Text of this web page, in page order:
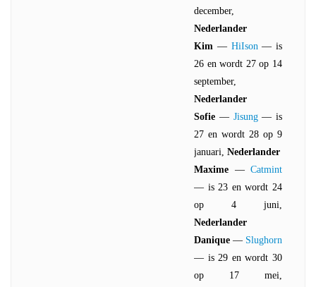
december,
Nederlander
Kim — HiIson— is
26 en wordt 27 op 14
september,
Nederlander
Sofie — Jisung— is
27 en wordt 28 op 9
januari, Nederlander
Maxime — Catmint
— is 23 en wordt 24
op 4 juni,
Nederlander
Danique — Slughorn
— is 29 en wordt 30
op 17 mei,